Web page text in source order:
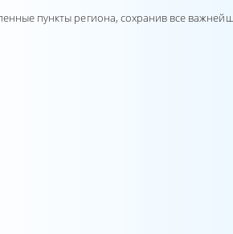
пункты региона, сохранив все